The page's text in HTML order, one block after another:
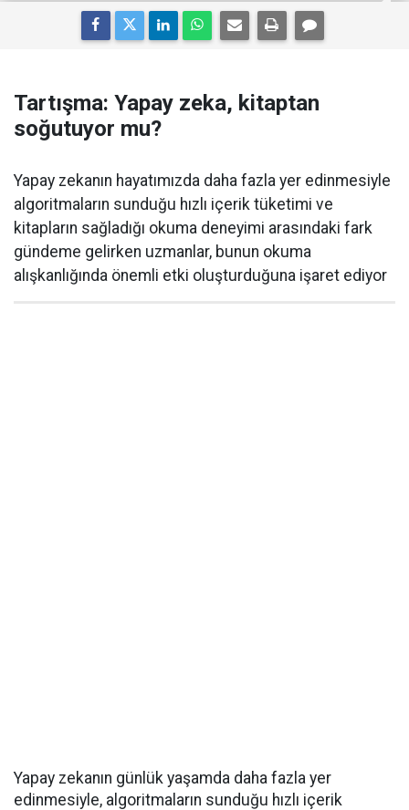
Tartışma: Yapay zeka, kitaptan
soğutuyor mu?
Yapay zekanın hayatımızda daha fazla yer edinmesiyle
algoritmaların sunduğu hızlı içerik tüketimi ve
kitapların sağladığı okuma deneyimi arasındaki fark
gündeme gelirken uzmanlar, bunun okuma
alışkanlığında önemli etki oluşturduğuna işaret ediyor
Yapay zekanın günlük yaşamda daha fazla yer
edinmesiyle, algoritmaların sunduğu hızlı içerik